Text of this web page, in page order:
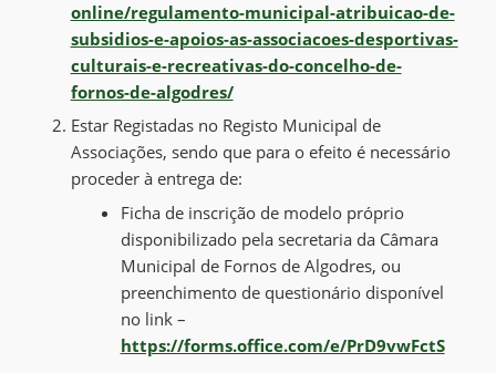
online/regulamento-municipal-atribuicao-de-
subsidios-e-apoios-as-associacoes-desportivas-
culturais-e-recreativas-do-concelho-de-
fornos-de-algodres/
Estar Registadas no Registo Municipal de
Associações, sendo que para o efeito é necessário
proceder à entrega de:
Ficha de inscrição de modelo próprio
disponibilizado pela secretaria da Câmara
Municipal de Fornos de Algodres, ou
preenchimento de questionário disponível
no link –
https://forms.office.com/e/PrD9vwFctS